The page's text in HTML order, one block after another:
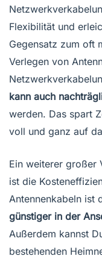
Flexibilität und
Gegensatz zum oft
Verlegen von
kann auch
werden. Das spart
voll und ganz auf
Ein weiterer großer
ist die
Antennenkabeln ist
günstiger in der
Außerdem kannst
bestehenden